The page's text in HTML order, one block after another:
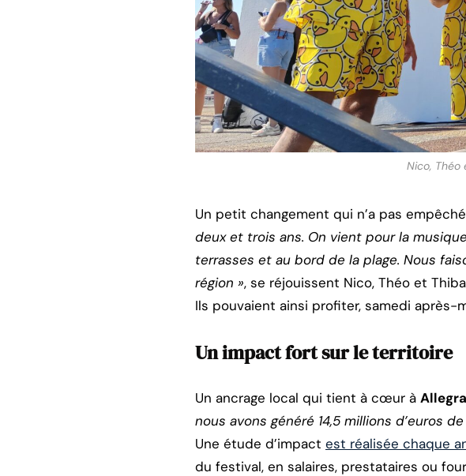
Nico, Théo
Un petit changement qui n’a pas
deux et trois ans. On vient pour la
terrasses et au bord de la plage. Nous
région », se réjouissent Nico, Théo et
Ils pouvaient ainsi profiter, samedi après-
Un impact fort sur le territoire
Un ancrage local qui tient à cœur à
nous avons généré 14,5 millions d’euros
Une étude d’impact est réalisée chaque
du festival, en salaires, prestataires ou